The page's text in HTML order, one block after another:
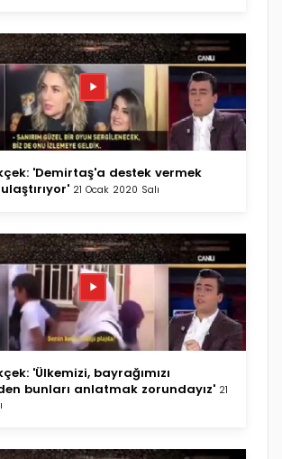
'Demirtaş'a destek vermek
21 Ocak 2020 Salı
'Ülkemizi, bayrağımızı
bunları anlatmak zorundayız' 21